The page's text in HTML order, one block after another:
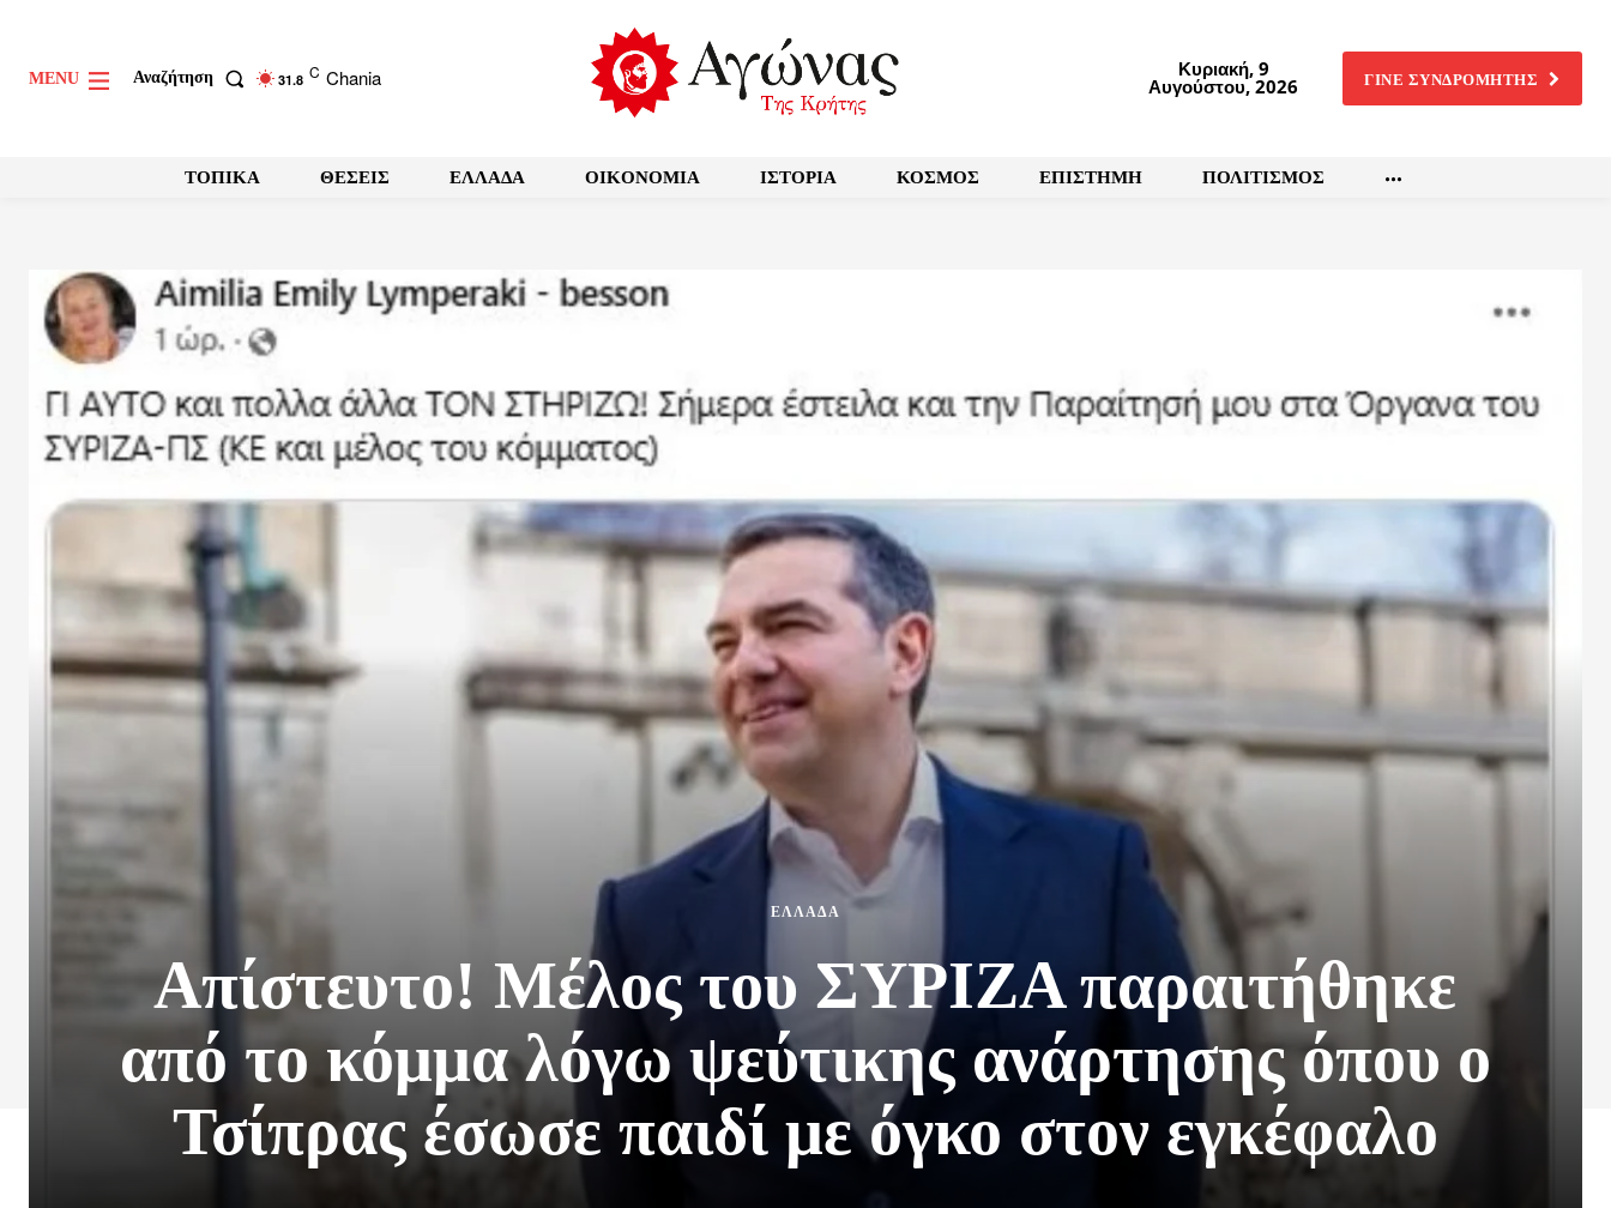
MENU Αναζήτηση 31.8 C Chania Κυριακή, 9
Αυγούστου, 2026 ΓΙΝΕ ΣΥΝΔΡΟΜΗΤΗΣ
ΤΟΠΙΚΑ ΘΕΣΕΙΣ ΕΛΛΑΔΑ OIKONOMIA ΙΣΤΟΡΙΑ ΚΟΣΜΟΣ ΕΠΙΣΤΗΜΗ ΠΟΛΙΤΙΣΜΟΣ
ΕΛΛΑΔΑ
Απίστευτο! Μέλος του ΣΥΡΙΖΑ παραιτήθηκε
από το κόμμα λόγω ψεύτικης ανάρτησης όπου ο
Τσίπρας έσωσε παιδί με όγκο στον εγκέφαλο